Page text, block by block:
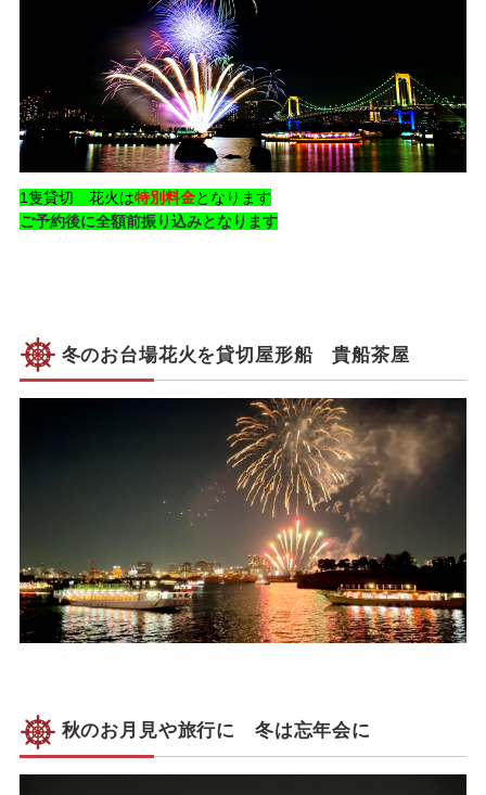
1隻貸切 花火は特別料金となります
ご予約後に全額前振り込みとなります
冬のお台場花火を貸切屋形船 貴船茶屋
秋のお月見や旅行に 冬は忘年会に